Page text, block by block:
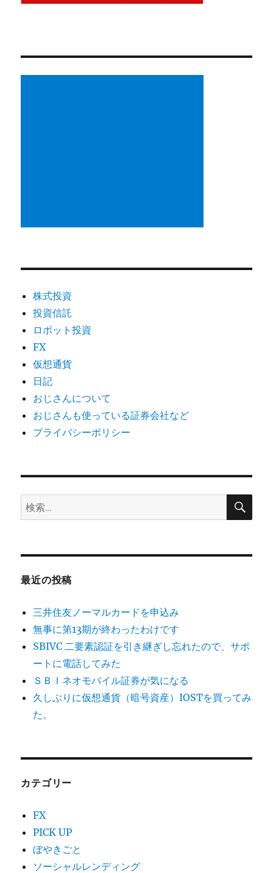
株式投資
投資信託
ロボット投資
FX
仮想通貨
日記
おじさんについて
おじさんも使っている証券会社など
プライバシーポリシー
検
索:
検
最近の投稿
三井住友ノーマルカードを申込み
無事に第13期が終わったわけです
SBIVC 二要素認証を引き継ぎし忘れたので、サポ
ートに電話してみた
ＳＢＩネオモバイル証券が気になる
久しぶりに仮想通貨（暗号資産）IOSTを買ってみ
た。
カテゴリー
FX
PICK UP
ぼやきごと
ソーシャルレンディング